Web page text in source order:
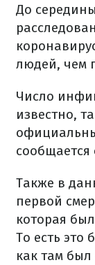
До
людей, чем
Число
известно,
сообщается
Также в
первой
которая
То есть это
как там